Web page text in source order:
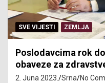
SVE VIJESTI ZEMLJA
Poslodavcima rok
obaveze za
2. Juna 2023. Srna No